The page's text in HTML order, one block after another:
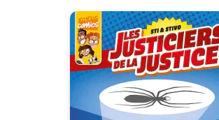
Les Justiciers
la justice
Tome 02